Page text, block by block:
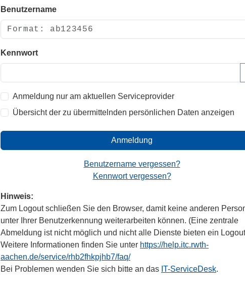
Benutzername
Kennwort
Anmeldung nur am aktuellen Serviceprovider
Übersicht der zu übermittelnden persönlichen Daten anzeigen
Anmeldung
Benutzername vergessen?
Kennwort vergessen?
Hinweis:
Zum Logout schließen Sie den Browser, damit keine anderen
unter Ihrer Benutzerkennung weiterarbeiten können. (Eine zentrale
Abmeldung ist nicht möglich und nicht alle Dienste bieten ein
Weitere Informationen finden Sie unter https://help.itc.rwth-
aachen.de/service/rhb2fhkpjhb7/faq/
Bei Problemen wenden Sie sich bitte an das IT-ServiceDesk.